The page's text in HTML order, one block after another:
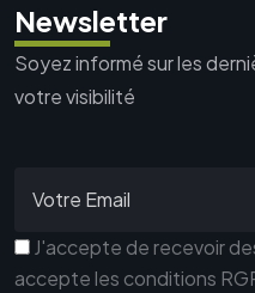
Newsletter
Soyez informé sur les
votre visibilité
J'accepte de recevoir
accepte les conditions